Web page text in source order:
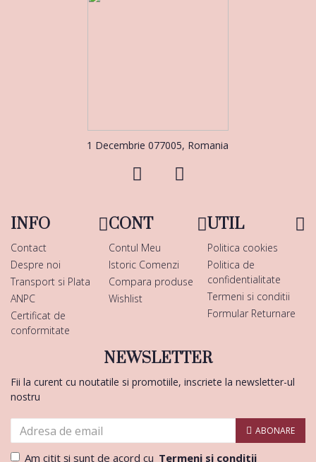
1 Decembrie 077005, Romania
INFO
Contact
Despre noi
Transport si Plata
ANPC
Certificat de
conformitate
CONT
Contul Meu
Istoric Comenzi
Compara produse
Wishlist
UTIL
Politica cookies
Politica de
confidentialitate
Termeni si conditii
Formular Returnare
NEWSLETTER
Fii la curent cu noutatile si promotiile, inscriete la newsletter-ul
nostru
ABONARE
Am citit şi sunt de acord cu Termeni si conditii